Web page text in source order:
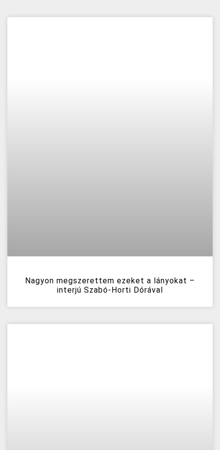
Nagyon megszerettem ezeket a lányokat –
interjú Szabó-Horti Dórával